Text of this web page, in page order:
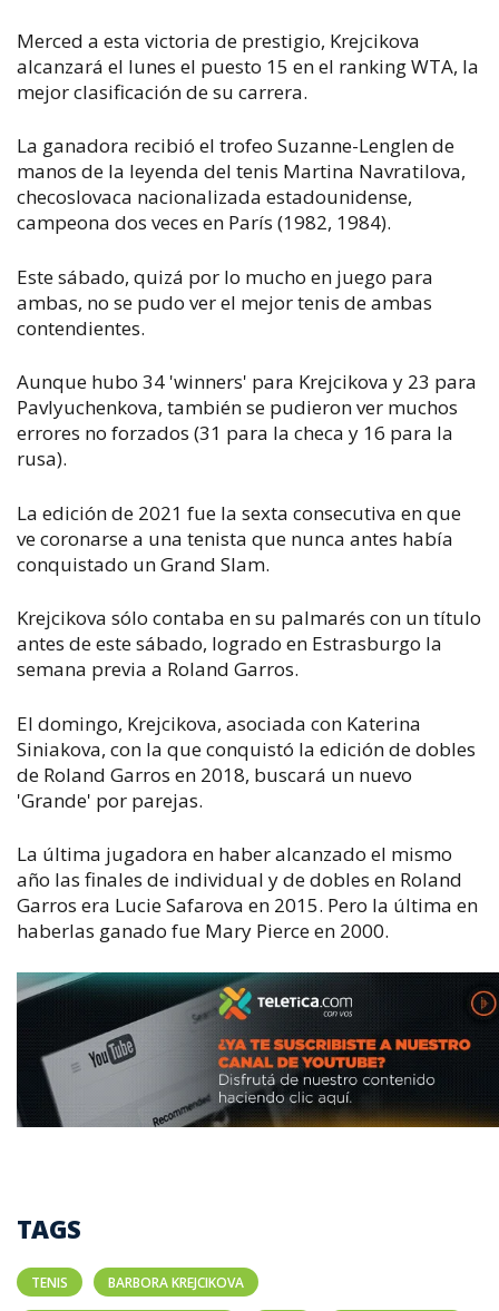
Merced a esta victoria de prestigio, Krejcikova
alcanzará el lunes el puesto 15 en el ranking WTA, la
mejor clasificación de su carrera.
La ganadora recibió el trofeo Suzanne-Lenglen de
manos de la leyenda del tenis Martina Navratilova,
checoslovaca nacionalizada estadounidense,
campeona dos veces en París (1982, 1984).
Este sábado, quizá por lo mucho en juego para
ambas, no se pudo ver el mejor tenis de ambas
contendientes.
Aunque hubo 34 'winners' para Krejcikova y 23 para
Pavlyuchenkova, también se pudieron ver muchos
errores no forzados (31 para la checa y 16 para la
rusa).
La edición de 2021 fue la sexta consecutiva en que
ve coronarse a una tenista que nunca antes había
conquistado un Grand Slam.
Krejcikova sólo contaba en su palmarés con un título
antes de este sábado, logrado en Estrasburgo la
semana previa a Roland Garros.
El domingo, Krejcikova, asociada con Katerina
Siniakova, con la que conquistó la edición de dobles
de Roland Garros en 2018, buscará un nuevo
'Grande' por parejas.
La última jugadora en haber alcanzado el mismo
año las finales de individual y de dobles en Roland
Garros era Lucie Safarova en 2015. Pero la última en
haberlas ganado fue Mary Pierce en 2000.
TAGS
TENIS BARBORA KREJCIKOVA